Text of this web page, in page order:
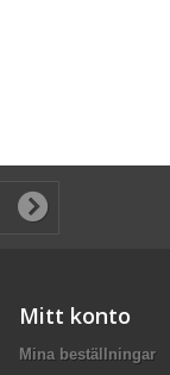
Mitt konto
Mina beställningar